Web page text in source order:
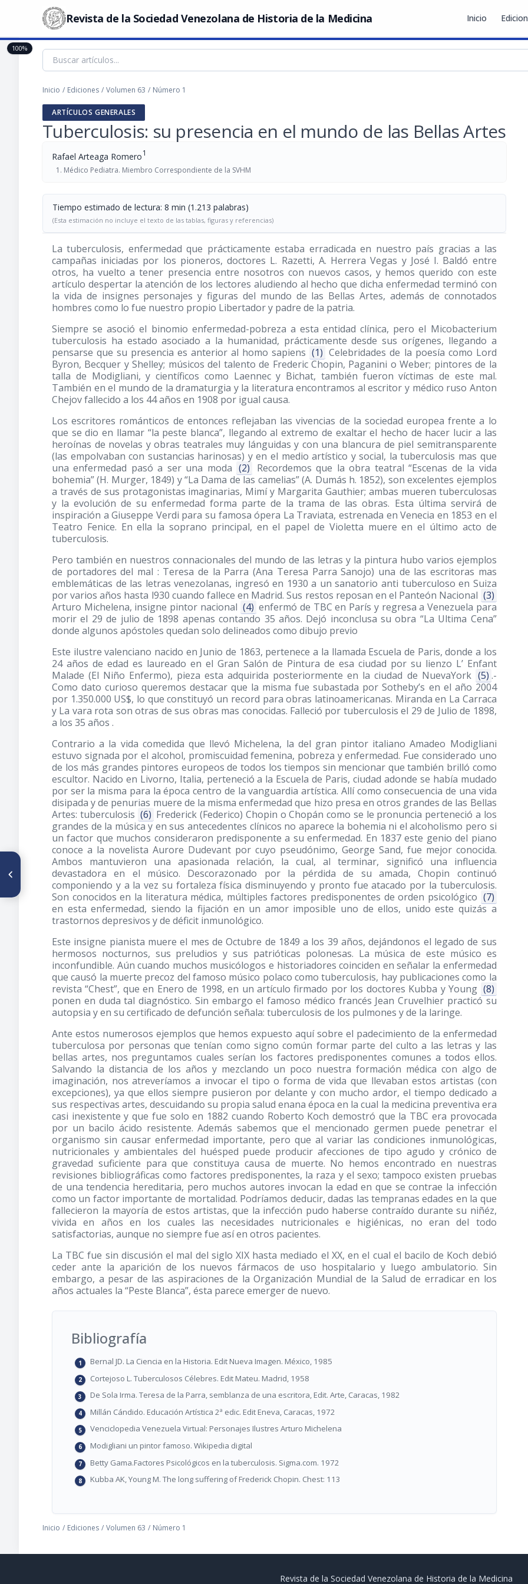
Revista de la Sociedad Venezolana de Historia de la Medicina Inicio
Inicio / Ediciones / Volumen 63 / Número 1
ARTÍCULOS GENERALES
Tuberculosis: su presencia en el mundo de las Bellas Artes
Rafael Arteaga Romero1
Médico Pediatra. Miembro Correspondiente de la SVHM
Tiempo estimado de lectura: 8 min (1.213 palabras)
(Esta estimación no incluye el texto de las tablas, figuras y referencias)
La tuberculosis, enfermedad que prácticamente estaba erradicada en nuestro país gracias a las
campañas iniciadas por los pioneros, doctores L. Razetti, A. Herrera Vegas y José I. Baldó entre
otros, ha vuelto a tener presencia entre nosotros con nuevos casos, y hemos querido con este
artículo despertar la atención de los lectores aludiendo al hecho que dicha enfermedad terminó con
la vida de insignes personajes y figuras del mundo de las Bellas Artes, además de connotados
hombres como lo fue nuestro propio Libertador y padre de la patria.
Siempre se asoció el binomio enfermedad-pobreza a esta entidad clínica, pero el Micobacterium
tuberculosis ha estado asociado a la humanidad, prácticamente desde sus orígenes, llegando a
pensarse que su presencia es anterior al homo sapiens (1) Celebridades de la poesía como Lord
Byron, Becquer y Shelley; músicos del talento de Frederic Chopin, Paganini o Weber; pintores de la
talla de Modigliani, y científicos como Laennec y Bichat, también fueron víctimas de este mal.
También en el mundo de la dramaturgia y la literatura encontramos al escritor y médico ruso Anton
Chejov fallecido a los 44 años en 1908 por igual causa.
Los escritores románticos de entonces reflejaban las vivencias de la sociedad europea frente a lo
que se dio en llamar “la peste blanca”, llegando al extremo de exaltar el hecho de hacer lucir a las
heroínas de novelas y obras teatrales muy lánguidas y con una blancura de piel semitransparente
(las empolvaban con sustancias harinosas) y en el medio artístico y social, la tuberculosis mas que
una enfermedad pasó a ser una moda (2)
Recordemos que la obra teatral “Escenas de la vida
bohemia” (H. Murger, 1849) y “La Dama de las camelias” (A. Dumás h. 1852), son excelentes ejemplos
a través de sus protagonistas imaginarias, Mimí y Margarita Gauthier; ambas mueren tuberculosas
y la evolución de su enfermedad forma parte de la trama de las obras. Esta última servirá de
inspiración a Giuseppe Verdi para su famosa ópera La Traviata, estrenada en Venecia en 1853 en el
Teatro Fenice. En ella la soprano principal, en el papel de Violetta muere en el último acto de
tuberculosis.
Pero también en nuestros connacionales del mundo de las letras y la pintura hubo varios ejemplos
de portadores del mal : Teresa de la Parra (Ana Teresa Parra Sanojo) una de las escritoras mas
emblemáticas de las letras venezolanas, ingresó en 1930 a un sanatorio anti tuberculoso en Suiza
por varios años hasta l930 cuando fallece en Madrid. Sus restos reposan en el Panteón Nacional (3)
Arturo Michelena, insigne pintor nacional (4) enfermó de TBC en París y regresa a Venezuela para
morir el 29 de julio de 1898 apenas contando 35 años. Dejó inconclusa su obra “La Ultima Cena”
donde algunos apóstoles quedan solo delineados como dibujo previo
Este ilustre valenciano nacido en Junio de 1863, pertenece a la llamada Escuela de Paris, donde a los
24 años de edad es laureado en el Gran Salón de Pintura de esa ciudad por su lienzo L’ Enfant
Malade (El Niño Enfermo), pieza esta adquirida posteriormente en la ciudad de NuevaYork (5) .-
Como dato curioso queremos destacar que la misma fue subastada por Sotheby’s en el año 2004
por 1.350.000 US$, lo que constituyó un record para obras latinoamericanas. Miranda en La Carraca
y La vara rota son otras de sus obras mas conocidas. Falleció por tuberculosis el 29 de Julio de 1898,
a los 35 años .
Contrario a la vida comedida que llevó Michelena, la del gran pintor italiano Amadeo Modigliani
estuvo signada por el alcohol, promiscuidad femenina, pobreza y enfermedad. Fue considerado uno
de los más grandes pintores europeos de todos los tiempos sin mencionar que también brilló como
escultor. Nacido en Livorno, Italia, perteneció a la Escuela de Paris, ciudad adonde se había mudado
por ser la misma para la época centro de la vanguardia artística. Allí como consecuencia de una vida
disipada y de penurias muere de la misma enfermedad que hizo presa en otros grandes de las Bellas
Artes: tuberculosis (6) Frederick (Federico) Chopin o Chopán como se le pronuncia perteneció a los
grandes de la música y en sus antecedentes clínicos no aparece la bohemia ni el alcoholismo pero si
un factor que muchos consideraron predisponente a su enfermedad. En 1837 este genio del piano
conoce a la novelista Aurore Dudevant por cuyo pseudónimo, George Sand, fue mejor conocida.
Ambos mantuvieron una apasionada relación, la cual, al terminar, significó una influencia
devastadora en el músico. Descorazonado por la pérdida de su amada, Chopin continuó
componiendo y a la vez su fortaleza física disminuyendo y pronto fue atacado por la tuberculosis.
Son conocidos en la literatura médica, múltiples factores predisponentes de orden psicológico (7)
en esta enfermedad, siendo la fijación en un amor imposible uno de ellos, unido este quizás a
trastornos depresivos y de déficit inmunológico.
Este insigne pianista muere el mes de Octubre de 1849 a los 39 años, dejándonos el legado de sus
hermosos nocturnos, sus preludios y sus patrióticas polonesas. La música de este músico es
inconfundible. Aún cuando muchos musicólogos e historiadores coinciden en señalar la enfermedad
que causó la muerte precoz del famoso músico polaco como tuberculosis, hay publicaciones como la
revista “Chest”, que en Enero de 1998, en un artículo firmado por los doctores Kubba y Young (8)
ponen en duda tal diagnóstico. Sin embargo el famoso médico francés Jean Cruvelhier practicó su
autopsia y en su certificado de defunción señala: tuberculosis de los pulmones y de la laringe.
Ante estos numerosos ejemplos que hemos expuesto aquí sobre el padecimiento de la enfermedad
tuberculosa por personas que tenían como signo común formar parte del culto a las letras y las
bellas artes, nos preguntamos cuales serían los factores predisponentes comunes a todos ellos.
Salvando la distancia de los años y mezclando un poco nuestra formación médica con algo de
imaginación, nos atreveríamos a invocar el tipo o forma de vida que llevaban estos artistas (con
excepciones), ya que ellos siempre pusieron por delante y con mucho ardor, el tiempo dedicado a
sus respectivas artes, descuidando su propia salud enana época en la cual la medicina preventiva era
casi inexistente y que fue solo en 1882 cuando Roberto Koch demostró que la TBC era provocada
por un bacilo ácido resistente. Además sabemos que el mencionado germen puede penetrar el
organismo sin causar enfermedad importante, pero que al variar las condiciones inmunológicas,
nutricionales y ambientales del huésped puede producir afecciones de tipo agudo y crónico de
gravedad suficiente para que constituya causa de muerte. No hemos encontrado en nuestras
revisiones bibliográficas como factores predisponentes, la raza y el sexo; tampoco existen pruebas
de una tendencia hereditaria, pero muchos autores invocan la edad en que se contrae la infección
como un factor importante de mortalidad. Podríamos deducir, dadas las tempranas edades en la que
fallecieron la mayoría de estos artistas, que la infección pudo haberse contraído durante su niñéz,
vivida en años en los cuales las necesidades nutricionales e higiénicas, no eran del todo
satisfactorias, aunque no siempre fue así en otros pacientes.
La TBC fue sin discusión el mal del siglo XIX hasta mediado el XX, en el cual el bacilo de Koch debió
ceder ante la aparición de los nuevos fármacos de uso hospitalario y luego ambulatorio. Sin
embargo, a pesar de las aspiraciones de la Organización Mundial de la Salud de erradicar en los
años actuales la “Peste Blanca”, ésta parece emerger de nuevo.
Bibliografía
Bernal JD. La Ciencia en la Historia. Edit Nueva Imagen. México, 1985
Cortejoso L. Tuberculosos Célebres. Edit Mateu. Madrid, 1958
De Sola Irma. Teresa de la Parra, semblanza de una escritora, Edit. Arte, Caracas, 1982
Millán Cándido. Educación Artística 2ª edic. Edit Eneva, Caracas, 1972
Venciclopedia Venezuela Virtual: Personajes Ilustres Arturo Michelena
Modigliani un pintor famoso. Wikipedia digital
Betty Gama.Factores Psicológicos en la tuberculosis. Sigma.com. 1972
Kubba AK, Young M. The long suffering of Frederick Chopin. Chest: 113
Inicio / Ediciones / Volumen 63 / Número 1
100%
ARTÍCULO ANTERIOR
La Pediatría a través de su
literatura: Análisis histórico-
documental
Revista de la Sociedad Venezolana de Historia de la Medicina